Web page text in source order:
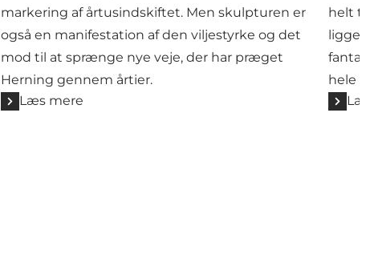
markering af årtusindskiftet. Men skulpturen er
også en manifestation af den viljestyrke og det
mod til at sprænge nye veje, der har præget
Herning gennem årtier.
Læs mere
helt
hele